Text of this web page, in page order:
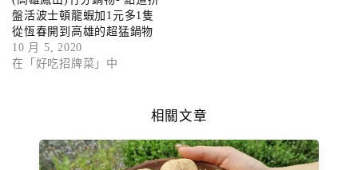
盤活波士頓龍蝦加1元多1隻
從恆春開到高雄的超猛鍋物
10 月 5, 2020
在「好吃招牌菜」中
相關文章